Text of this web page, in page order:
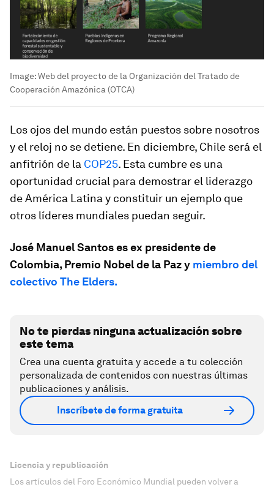
Image:Web del proyecto de la Organización del Tratado de
Cooperación Amazónica (OTCA)
Los ojos del mundo están puestos sobre nosotros
y el reloj no se detiene. En diciembre, Chile será el
anfitrión de la COP25. Esta cumbre es una
oportunidad crucial para demostrar el liderazgo
de América Latina y constituir un ejemplo que
otros líderes mundiales puedan seguir.
José Manuel Santos es ex presidente de
Colombia, Premio Nobel de la Paz y miembro del
colectivo The Elders.
No te pierdas ninguna actualización sobre
este tema
Crea una cuenta gratuita y accede a tu colección
personalizada de contenidos con nuestras últimas
publicaciones y análisis.
Inscríbete de forma gratuita
Licencia y republicación
Los artículos del Foro Económico Mundial pueden volver a